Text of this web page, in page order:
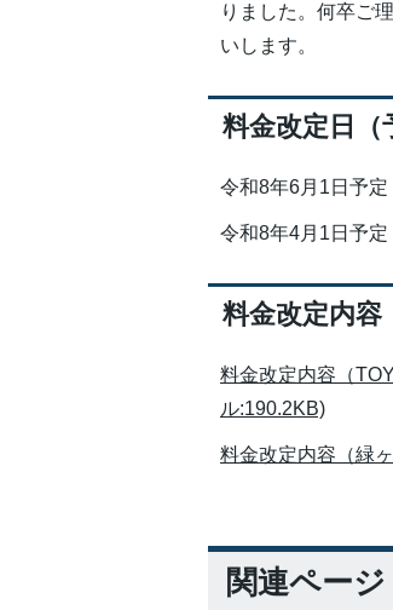
りました。何卒ご
いします。
料金改定日（
令和8年6月1日予定
令和8年4月1日予定
料金改定内容
料金改定内容（
ル:190.2KB)
料金改定内容（緑
関連ページ